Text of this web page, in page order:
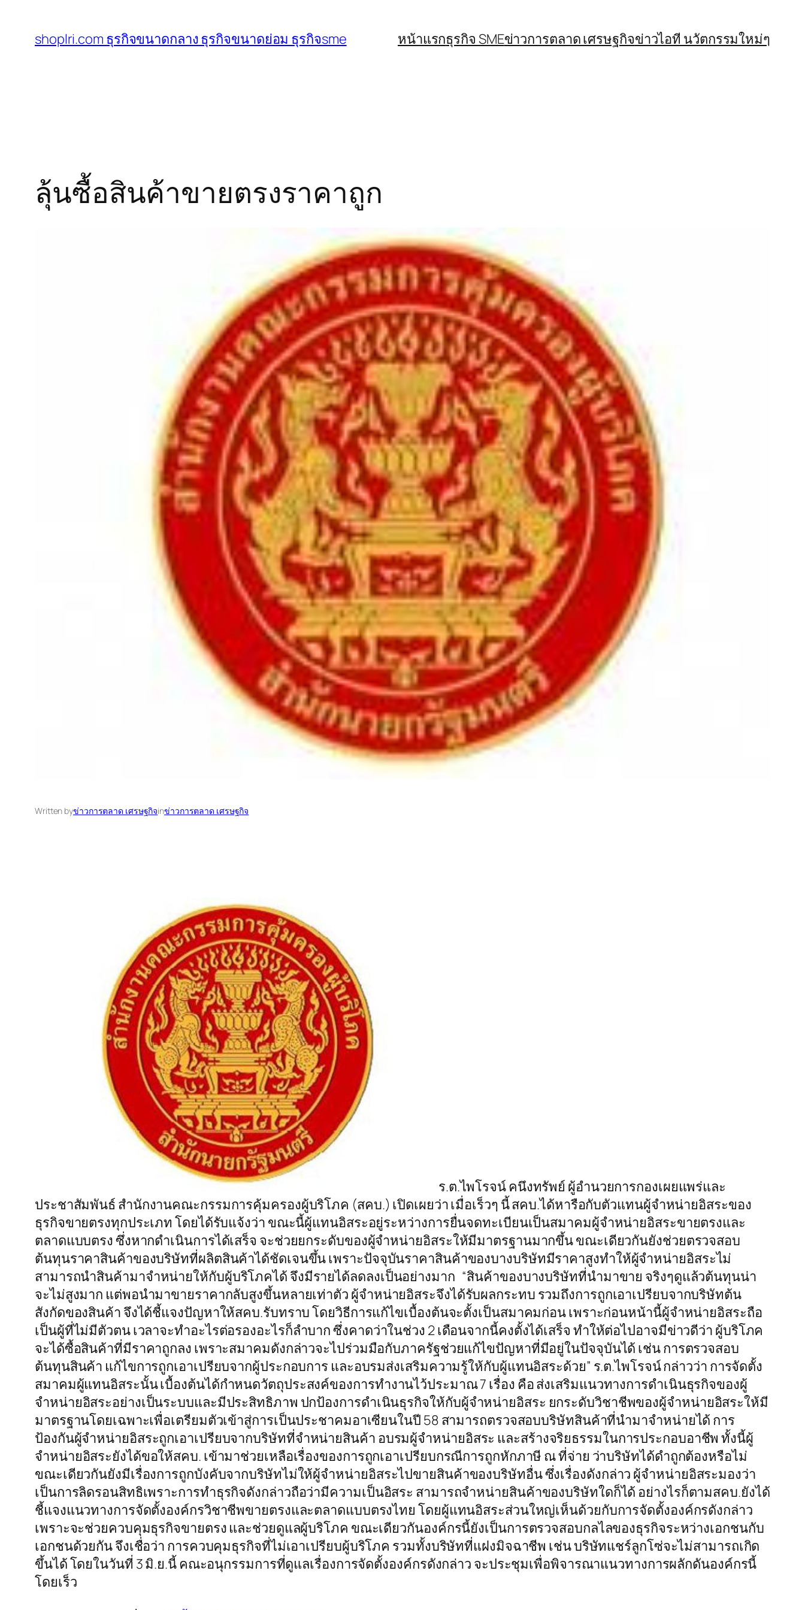
shoplri.com ธุรกิจขนาดกลาง ธุรกิจขนาดย่อม ธุรกิจsme หน้าแรกธุรกิจ SMEข่าวการตลาด เศรษฐกิจข่าวไอที นวัตกรรมใหม่ๆ
ลุ้นซื้อสินค้าขายตรงราคาถูก
Written byข่าวการตลาด เศรษฐกิจinข่าวการตลาด เศรษฐกิจ
ร.ต.ไพโรจน์ คนึงทรัพย์ ผู้อำนวยการกองเผยแพร่และ
ประชาสัมพันธ์ สำนักงานคณะกรรมการคุ้มครองผู้บริโภค (สคบ.) เปิดเผยว่า เมื่อเร็วๆ นี้ สคบ.ได้หารือกับตัวแทนผู้จำหน่ายอิสระของ
ธุรกิจขายตรงทุกประเภท โดยได้รับแจ้งว่า ขณะนี้ผู้แทนอิสระอยู่ระหว่างการยื่นจดทะเบียนเป็นสมาคมผู้จำหน่ายอิสระขายตรงและ
ตลาดแบบตรง ซึ่งหากดำเนินการได้เสร็จ จะช่วยยกระดับของผู้จำหน่ายอิสระให้มีมาตรฐานมากขึ้น ขณะเดียวกันยังช่วยตรวจสอบ
ต้นทุนราคาสินค้าของบริษัทที่ผลิตสินค้าได้ชัดเจนขึ้น เพราะปัจจุบันราคาสินค้าของบางบริษัทมีราคาสูงทำให้ผู้จำหน่ายอิสระไม่
สามารถนำสินค้ามาจำหน่ายให้กับผู้บริโภคได้ จึงมีรายได้ลดลงเป็นอย่างมาก “สินค้าของบางบริษัทที่นำมาขาย จริงๆดูแล้วต้นทุนน่า
จะไม่สูงมาก แต่พอนำมาขายราคากลับสูงขึ้นหลายเท่าตัว ผู้จำหน่ายอิสระจึงได้รับผลกระทบ รวมถึงการถูกเอาเปรียบจากบริษัทต้น
สังกัดของสินค้า จึงได้ชี้แจงปัญหาให้สคบ.รับทราบ โดยวิธีการแก้ไขเบื้องต้นจะตั้งเป็นสมาคมก่อน เพราะก่อนหน้านี้ผู้จำหน่ายอิสระถือ
เป็นผู้ที่ไม่มีตัวตน เวลาจะทำอะไรต่อรองอะไรก็ลำบาก ซึ่งคาดว่าในช่วง 2 เดือนจากนี้คงตั้งได้เสร็จ ทำให้ต่อไปอาจมีข่าวดีว่า ผู้บริโภค
จะได้ซื้อสินค้าที่มีราคาถูกลง เพราะสมาคมดังกล่าวจะไปร่วมมือกับภาครัฐช่วยแก้ไขปัญหาที่มีอยู่ในปัจจุบันได้ เช่น การตรวจสอบ
ต้นทุนสินค้า แก้ไขการถูกเอาเปรียบจากผู้ประกอบการ และอบรมส่งเสริมความรู้ให้กับผู้แทนอิสระด้วย” ร.ต.ไพโรจน์ กล่าวว่า การจัดตั้ง
สมาคมผู้แทนอิสระนั้น เบื้องต้นได้กำหนดวัตถุประสงค์ของการทำงานไว้ประมาณ 7 เรื่อง คือ ส่งเสริมแนวทางการดำเนินธุรกิจของผู้
จำหน่ายอิสระอย่างเป็นระบบและมีประสิทธิภาพ ปกป้องการดำเนินธุรกิจให้กับผู้จำหน่ายอิสระ ยกระดับวิชาชีพของผู้จำหน่ายอิสระให้มี
มาตรฐานโดยเฉพาะเพื่อเตรียมตัวเข้าสู่การเป็นประชาคมอาเซียนในปี 58 สามารถตรวจสอบบริษัทสินค้าที่นำมาจำหน่ายได้ การ
ป้องกันผู้จำหน่ายอิสระถูกเอาเปรียบจากบริษัทที่จำหน่ายสินค้า อบรมผู้จำหน่ายอิสระ และสร้างจริยธรรมในการประกอบอาชีพ ทั้งนี้ผู้
จำหน่ายอิสระยังได้ขอให้สคบ. เข้ามาช่วยเหลือเรื่องของการถูกเอาเปรียบกรณีการถูกหักภาษี ณ ที่จ่าย ว่าบริษัทได้ดำถูกต้องหรือไม่
ขณะเดียวกันยังมีเรื่องการถูกบังคับจากบริษัทไม่ให้ผู้จำหน่ายอิสระไปขายสินค้าของบริษัทอื่น ซึ่งเรื่องดังกล่าว ผู้จำหน่ายอิสระมองว่า
เป็นการลิดรอนสิทธิเพราะการทำธุรกิจดังกล่าวถือว่ามีความเป็นอิสระ สามารถจำหน่ายสินค้าของบริษัทใดก็ได้ อย่างไรก็ตามสคบ.ยังได้
ชี้แจงแนวทางการจัดตั้งองค์กรวิชาชีพขายตรงและตลาดแบบตรงไทย โดยผู้แทนอิสระส่วนใหญ่เห็นด้วยกับการจัดตั้งองค์กรดังกล่าว
เพราะจะช่วยควบคุมธุรกิจขายตรง และช่วยดูแลผู้บริโภค ขณะเดียวกันองค์กรนี้ยังเป็นการตรวจสอบกลไลของธุรกิจระหว่างเอกชนกับ
เอกชนด้วยกัน จึงเชื่อว่า การควบคุมธุรกิจที่ไม่เอาเปรียบผู้บริโภค รวมทั้งบริษัทที่แฝงมิจฉาชีพ เช่น บริษัทแชร์ลูกโซ่จะไม่สามารถเกิด
ขึ้นได้ โดยในวันที่ 3 มิ.ย.นี้ คณะอนุกรรมการที่ดูแลเรื่องการจัดตั้งองค์กรดังกล่าว จะประชุมเพื่อพิจารณาแนวทางการผลักดันองค์กรนี้
โดยเร็ว